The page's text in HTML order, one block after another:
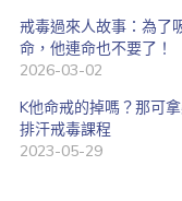
戒毒過來人故事：為了
命，他連命也不要了！
2026-03-02
K他命戒的掉嗎？那可
排汗戒毒課程
2023-05-29